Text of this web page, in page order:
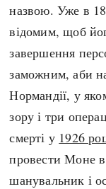
назвою. Уже в
відомим, щоб
завершення
заможним, аби
Нормандії, у
зору і три
смерті у 1926
провести Моне
шанувальник і